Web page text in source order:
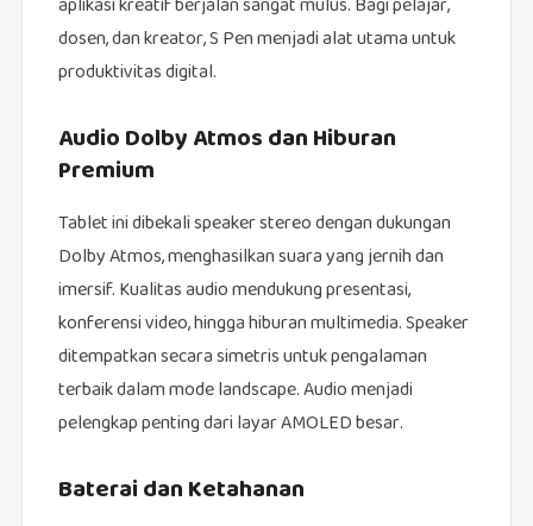
aplikasi kreatif berjalan sangat mulus. Bagi pelajar,
dosen, dan kreator, S Pen menjadi alat utama untuk
produktivitas digital.
Audio Dolby Atmos dan Hiburan
Premium
Tablet ini dibekali speaker stereo dengan dukungan
Dolby Atmos, menghasilkan suara yang jernih dan
imersif. Kualitas audio mendukung presentasi,
konferensi video, hingga hiburan multimedia. Speaker
ditempatkan secara simetris untuk pengalaman
terbaik dalam mode landscape. Audio menjadi
pelengkap penting dari layar AMOLED besar.
Baterai dan Ketahanan